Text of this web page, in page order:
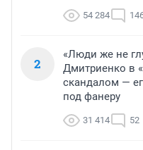
54 284
2
«Люди же не
Дмитриенко в
скандалом —
под фанеру
31 414 52